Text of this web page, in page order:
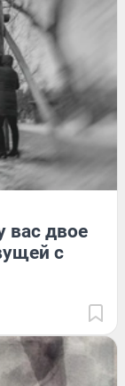
вас двое
с